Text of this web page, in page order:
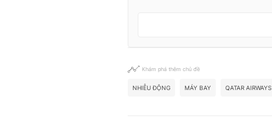
Khám phá thêm chủ đề
NHIỄU ĐỘNG MÁY BAY QATAR AIRWAYS